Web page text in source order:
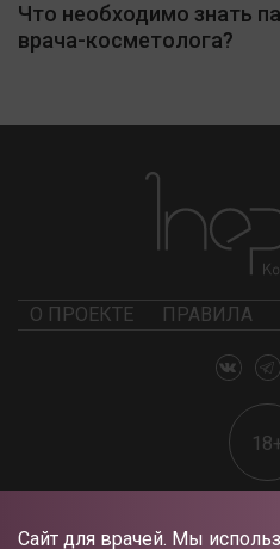
Сайт для врачей. Мы
Что необходимо знать
врача-косметолога?
О ПРОЕКТЕ ПРАВИЛА